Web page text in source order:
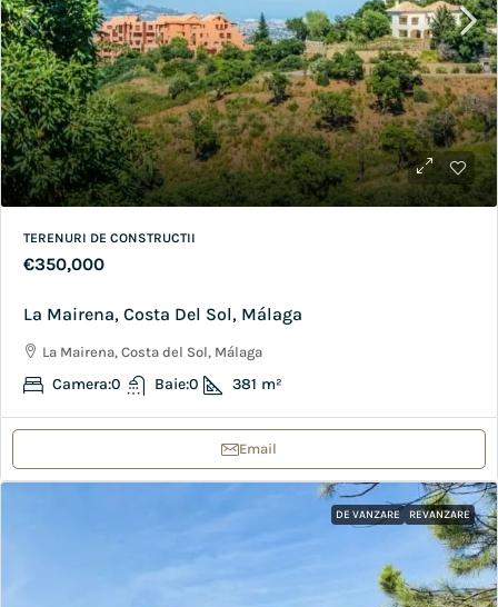
TERENURI DE CONSTRUCTII
€350,000
La Mairena, Costa Del Sol, Málaga
La Mairena, Costa del Sol, Málaga
Camera:0 Baie:0 381 m²
Email
DE VANZARE REVANZARE